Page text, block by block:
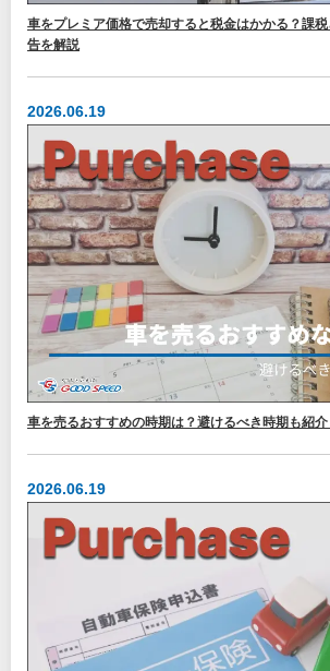
車をプレミア価格で売却すると税金はかかる？課
告を解説
2026.06.19
車を売るおすすめの時期は？避けるべき時期も紹介
2026.06.19